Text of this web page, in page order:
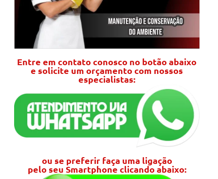
Entre em contato conosco no botão abaixo
e solicite um orçamento com nossos
especialistas:
ou se preferir faça uma ligação
pelo seu Smartphone clicando abaixo: